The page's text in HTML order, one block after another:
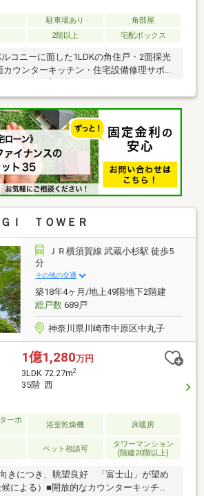
口店 徒歩3分(約230m)■ ご希望の住まい
伝いします ━━━━━・・・物件の詳細・
気軽にお問い合わせください。
駐車場あり
角部屋
2階以上 宅配ボックス
ルコニーに面した1LDKの角住戸・2面採光
カウンターキッチン・住宅設備修理サポー
Ｉ ＴＯＷＥＲ
ＪＲ横須賀線 武蔵小杉駅 徒歩5
分
その他の交通
築18年4ヶ月/地上49階地下2階建
総戸数689戸
神奈川県川崎市中原区中丸子
1億1,280万円
3LDK 72.27m2
35階 西
ーホ
浴室乾燥機 床暖房
ペット相談可
タワーマンション
(階建20階以上)
きにつき、眺望良好 「富士山」が望め
による）■開放的なカウンターキッチ